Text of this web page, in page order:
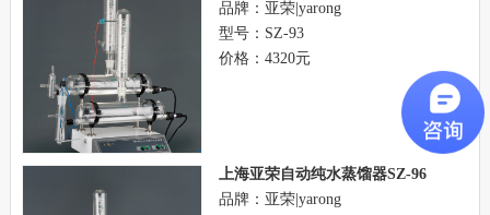
品牌：亚荣|yarong
型号：SZ-93
价格：4320元
上海亚荣自动纯水蒸馏器SZ-96
品牌：亚荣|yarong